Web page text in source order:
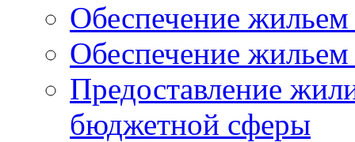
Обеспечение
Обеспечение жильем
Предоставление
бюджетной сферы